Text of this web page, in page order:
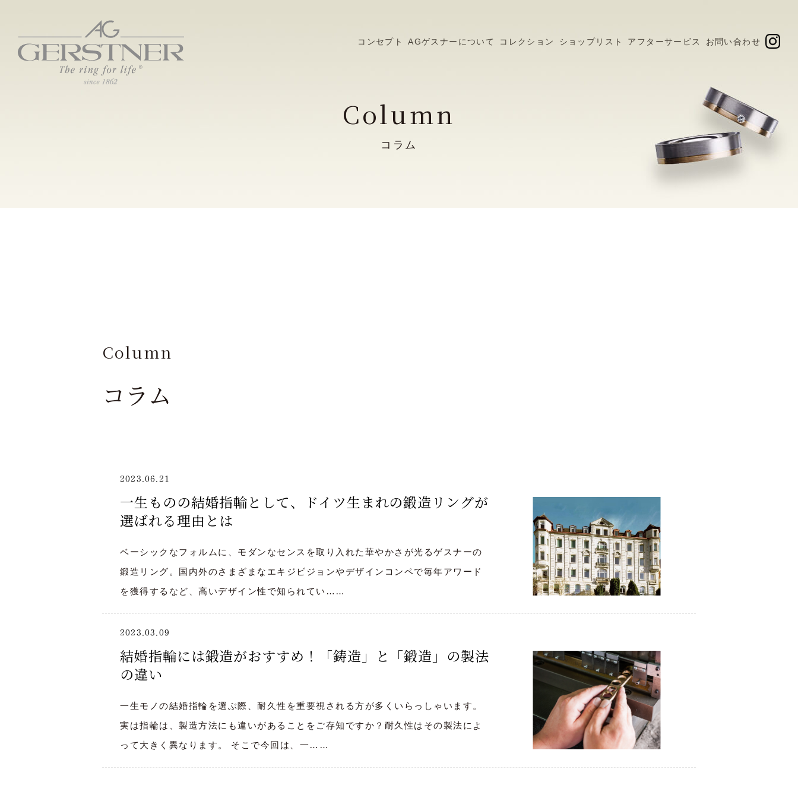
コンセプト AGゲスナーについて コレクション ショップリスト アフターサービス お問い合わせ
Column
コラム
Column
コラム
2023.06.21
一生ものの結婚指輪として、ドイツ生まれの鍛造リングが
選ばれる理由とは
ベーシックなフォルムに、モダンなセンスを取り入れた華やかさが光るゲスナーの
鍛造リング。国内外のさまざまなエキジビジョンやデザインコンペで毎年アワード
を獲得するなど、高いデザイン性で知られてい……
2023.03.09
結婚指輪には鍛造がおすすめ！「鋳造」と「鍛造」の製法
の違い
一生モノの結婚指輪を選ぶ際、耐久性を重要視される方が多くいらっしゃいます。
実は指輪は、製造方法にも違いがあることをご存知ですか？耐久性はその製法によ
って大きく異なります。 そこで今回は、一……